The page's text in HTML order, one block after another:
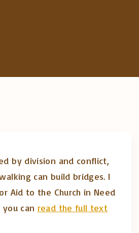
by division and conflict,
can build bridges. I
Aid to the Church in Need
can read the full text